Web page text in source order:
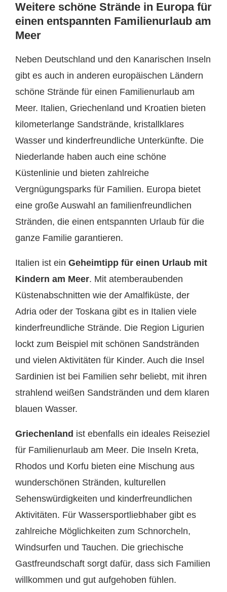
Weitere schöne Strände in Europa für
einen entspannten Familienurlaub am
Meer
Neben Deutschland und den Kanarischen Inseln
gibt es auch in anderen europäischen Ländern
schöne Strände für einen Familienurlaub am
Meer. Italien, Griechenland und Kroatien bieten
kilometerlange Sandstrände, kristallklares
Wasser und kinderfreundliche Unterkünfte. Die
Niederlande haben auch eine schöne
Küstenlinie und bieten zahlreiche
Vergnügungsparks für Familien. Europa bietet
eine große Auswahl an familienfreundlichen
Stränden, die einen entspannten Urlaub für die
ganze Familie garantieren.
Italien ist ein Geheimtipp für einen Urlaub mit
Kindern am Meer. Mit atemberaubenden
Küstenabschnitten wie der Amalfiküste, der
Adria oder der Toskana gibt es in Italien viele
kinderfreundliche Strände. Die Region Ligurien
lockt zum Beispiel mit schönen Sandstränden
und vielen Aktivitäten für Kinder. Auch die Insel
Sardinien ist bei Familien sehr beliebt, mit ihren
strahlend weißen Sandstränden und dem klaren
blauen Wasser.
Griechenland ist ebenfalls ein ideales Reiseziel
für Familienurlaub am Meer. Die Inseln Kreta,
Rhodos und Korfu bieten eine Mischung aus
wunderschönen Stränden, kulturellen
Sehenswürdigkeiten und kinderfreundlichen
Aktivitäten. Für Wassersportliebhaber gibt es
zahlreiche Möglichkeiten zum Schnorcheln,
Windsurfen und Tauchen. Die griechische
Gastfreundschaft sorgt dafür, dass sich Familien
willkommen und gut aufgehoben fühlen.